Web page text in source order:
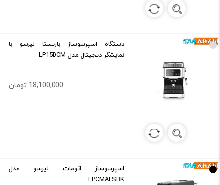
دستگاه اسپرسوساز باریستا لپرسو با
نمایشگر دیجیتال مدل LP15DCM
18,100,000 تومان
اسپرسوساز اتومات لپرسو مدل
LPCMAESBK